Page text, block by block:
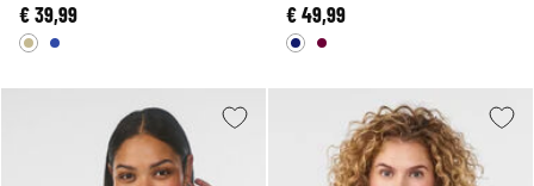
€ 39,99 € 49,99